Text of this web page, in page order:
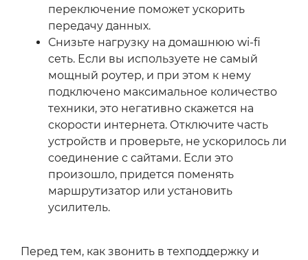
переключение поможет ускорить
передачу данных.
Снизьте нагрузку на домашнюю wi-fi
сеть. Если вы используете не самый
мощный роутер, и при этом к нему
подключено максимальное количество
техники, это негативно скажется на
скорости интернета. Отключите часть
устройств и проверьте, не ускорилось ли
соединение с сайтами. Если это
произошло, придется поменять
маршрутизатор или установить
усилитель.
Перед тем, как звонить в техподдержку и